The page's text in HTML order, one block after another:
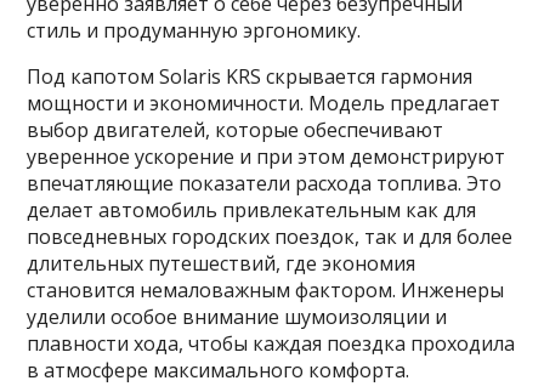
стиль и продуманную эргономику.
Под капотом Solaris KRS скрывается гармония
мощности и экономичности. Модель предлагает
выбор двигателей, которые обеспечивают
уверенное ускорение и при этом демонстрируют
впечатляющие показатели расхода топлива. Это
делает автомобиль привлекательным как для
повседневных городских поездок, так и для более
длительных путешествий, где экономия
становится немаловажным фактором. Инженеры
уделили особое внимание шумоизоляции и
плавности хода, чтобы каждая поездка проходила
в атмосфере максимального комфорта.